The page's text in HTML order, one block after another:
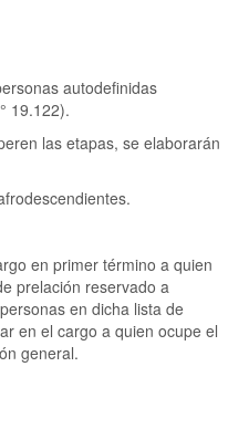
autodefinidas
19.122).
las etapas, se elaborarán
en primer término a quien
prelación reservado a
en dicha lista de
en el cargo a quien ocupe el
general.